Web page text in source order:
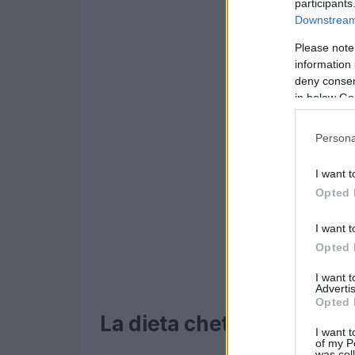
Please
information
deny
in below
I want
Opted
I want
Opted
I want
Opted
I want
of my
La dieta chetogenica: